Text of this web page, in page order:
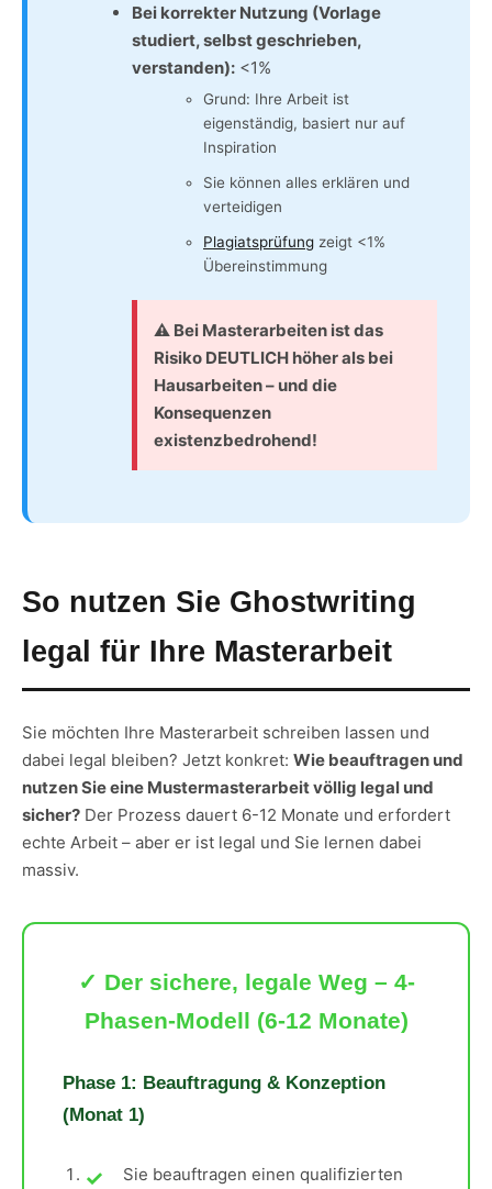
Bei korrekter Nutzung (Vorlage
studiert, selbst geschrieben,
verstanden): <1%
Grund: Ihre Arbeit ist
eigenständig, basiert nur auf
Inspiration
Sie können alles erklären und
verteidigen
Plagiatsprüfung zeigt <1%
Übereinstimmung
⚠️ Bei Masterarbeiten ist das
Risiko DEUTLICH höher als bei
Hausarbeiten – und die
Konsequenzen
existenzbedrohend!
So nutzen Sie Ghostwriting
legal für Ihre Masterarbeit
Sie möchten Ihre Masterarbeit schreiben lassen und
dabei legal bleiben? Jetzt konkret: Wie beauftragen und
nutzen Sie eine Mustermasterarbeit völlig legal und
sicher? Der Prozess dauert 6-12 Monate und erfordert
echte Arbeit – aber er ist legal und Sie lernen dabei
massiv.
✓ Der sichere, legale Weg – 4-
Phasen-Modell (6-12 Monate)
Phase 1: Beauftragung & Konzeption
(Monat 1)
Sie beauftragen einen qualifizierten